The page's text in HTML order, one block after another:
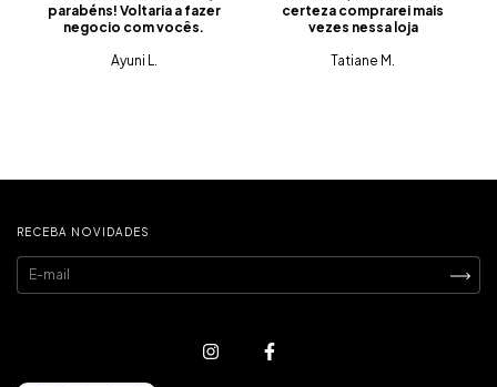
parabéns! Voltaria a fazer
negocio com vocês.
Ayuni L.
certeza comprarei mais
vezes nessa loja
Tatiane M.
RECEBA NOVIDADES